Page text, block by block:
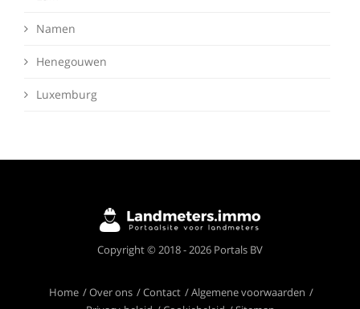
Deze website maakt gebruik van cookies om
ervoor te zorgen dat je de beste ervaring op
Namen
Henegouwen
Luxemburg
Copyright © 2018 - 2026 Portals BV
Home Over ons Contact
Algemene voorwaarden